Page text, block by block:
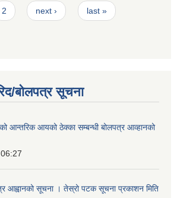
2 next › last »
बोलपत्र सूचना
आन्तरिक आयको ठेक्का सम्बन्धी बोलपत्र आव्हानको
आह्वानको सूचना । तेस्रो पटक सूचना प्रकाशन मिति